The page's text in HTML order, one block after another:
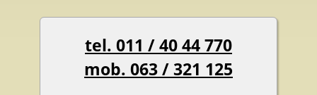
tel. 011 / 40 44 770
mob. 063 / 321 125